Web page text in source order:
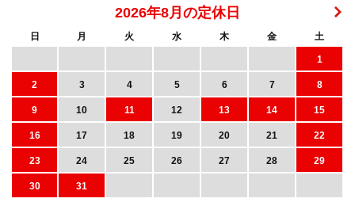
2026年8月の定休日
日 月 火 水 木 金
土
1
2
3 4 5 6 7
8
9
10 11 12 13 14
15
16
17 18 19 20 21
22
23
24 25 26 27 28
29
30
31